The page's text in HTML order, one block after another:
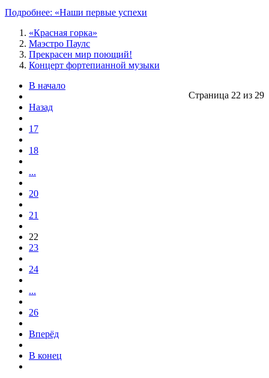
Подробнее: «Наши первые успехи
«Красная горка»
Маэстро Паулс
Прекрасен мир поющий!
Концерт фортепианной музыки
Страница 22 из 29
В начало
Назад
17
18
...
20
21
22
23
24
...
26
Вперёд
В конец